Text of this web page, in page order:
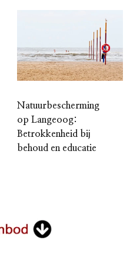
Natuurbescherming
op Langeoog:
Betrokkenheid bij
behoud en educatie